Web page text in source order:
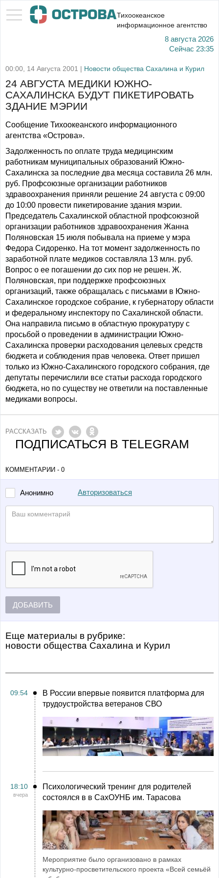
Тихоокеанское
информационное агентство
8 августа 2026
Сейчас 23:35
00:00, 14 Августа 2001 | Новости общества Сахалина и Курил
24 АВГУСТА МЕДИКИ ЮЖНО-
САХАЛИНСКА БУДУТ ПИКЕТИРОВАТЬ
ЗДАНИЕ МЭРИИ
Сообщение Тихоокеанского информационного
агентства «Острова».
Задолженность по оплате труда медицинским
работникам муниципальных образований Южно-
Сахалинска за последние два месяца составила 26 млн.
руб. Профсоюзные организации работников
здравоохранения приняли решение 24 августа с 09:00
до 10:00 провести пикетирование здания мэрии.
Председатель Сахалинской областной профсоюзной
организации работников здравоохранения Жанна
Поляновская 15 июля побывала на приеме у мэра
Федора Сидоренко. На тот момент задолженность по
заработной плате медиков составляла 13 млн. руб.
Вопрос о ее погашении до сих пор не решен. Ж.
Поляновская, при поддержке профсоюзных
организаций, также обращалась с письмами в Южно-
Сахалинское городское собрание, к губернатору области
и федеральному инспектору по Сахалинской области.
Она направила письмо в областную прокуратуру с
просьбой о проведении в администрации Южно-
Сахалинска проверки расходования целевых средств
бюджета и соблюдения прав человека. Ответ пришел
только из Южно-Сахалинского городского собрания, где
депутаты перечислили все статьи расхода городского
бюджета, но по существу не ответили на поставленные
медиками вопросы.
РАССКАЗАТЬ
ПОДПИСАТЬСЯ В TELEGRAM
КОММЕНТАРИИ - 0
Анонимно Авторизоваться
ДОБАВИТЬ
Еще материалы в рубрике:
Новости общества Сахалина и Курил
09:54
В России впервые появится платформа для
трудоустройства ветеранов СВО
18:10
вчера
Психологический тренинг для родителей
состоялся в в СахОУНБ им. Тарасова
Мероприятие было организовано в рамках
культурно-просветительского проекта «Всей семьёй